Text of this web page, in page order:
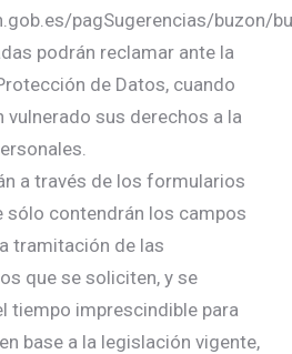
pagSugerencias/buzon/
podrán reclamar ante la
de Datos, cuando
vulnerado sus derechos a la
a través de los formularios
sólo contendrán los campos
tramitación de las
que se soliciten, y se
tiempo imprescindible para
base a la legislación vigente,